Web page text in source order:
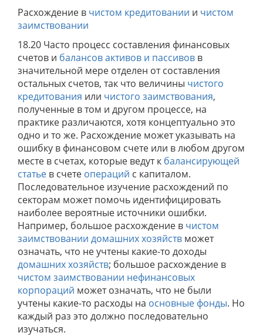
Расхождение в чистом кредитовании и чистом
заимствовании
18.20 Часто процесс составления финансовых
счетов и балансов активов и пассивов в
значительной мере отделен от составления
остальных счетов, так что величины чистого
кредитования или чистого заимствования,
полученные в том и другом процессе, на
практике различаются, хотя концептуально это
одно и то же. Расхождение может указывать на
ошибку в финансовом счете или в любом другом
месте в счетах, которые ведут к балансирующей
статье в счете операций с капиталом.
Последовательное изучение расхождений по
секторам может помочь идентифицировать
наиболее вероятные источники ошибки.
Например, большое расхождение в чистом
заимствовании домашних хозяйств может
означать, что не учтены какие-то доходы
домашних хозяйств; большое расхождение в
чистом заимствовании нефинансовых
корпораций может означать, что не были
учтены какие-то расходы на основные фонды. Но
каждый раз это должно последовательно
изучаться.